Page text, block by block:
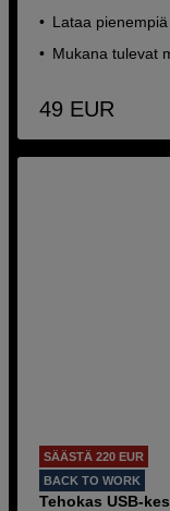
Lataa
Mukana tulevat
49 EUR
SÄÄSTÄ 220 EUR
BACK TO WORK
Tehokas USB-